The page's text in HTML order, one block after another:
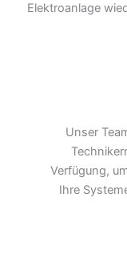
Elektroanlage
Unser
Verfügung,
Ihre